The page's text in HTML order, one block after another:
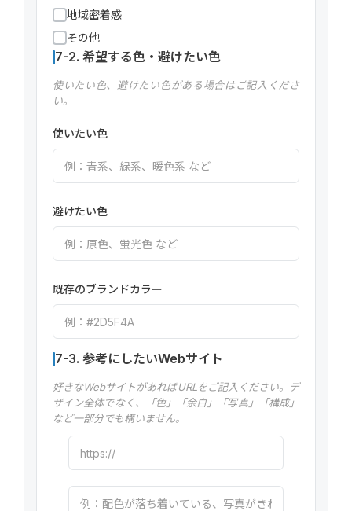
地域密着感
その他
7-2. 希望する色・避けたい色
使いたい色、避けたい色がある場合はご記入くださ
い。
使いたい色
避けたい色
既存のブランドカラー
7-3. 参考にしたいWebサイト
好きなWebサイトがあればURLをご記入ください。デ
ザイン全体でなく、「色」「余白」「写真」「構成」
など一部分でも構いません。